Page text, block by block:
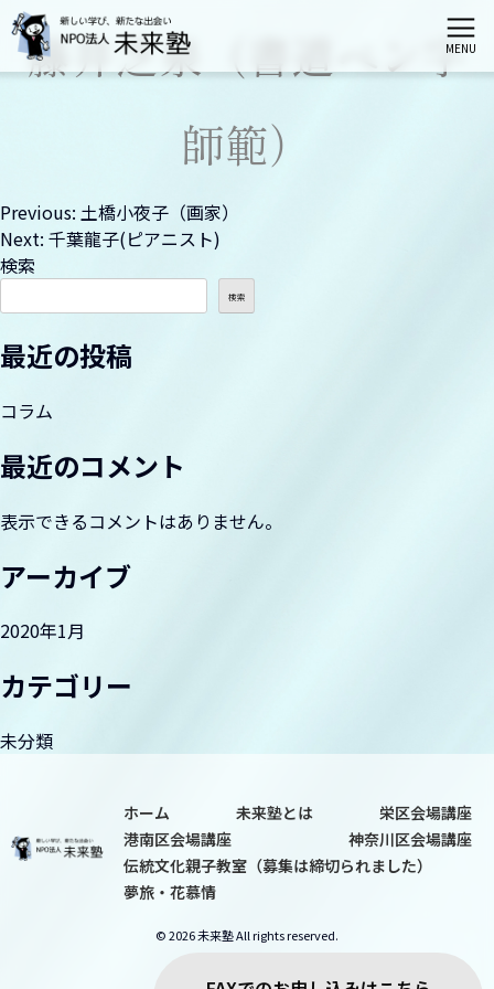
栄区会場講座
港南区会場講座
伝統文化親子教室（募集は締切られました）
夢旅・花慕情
MENU
藤井芝泉（書道ペン字
師範）
投
稿
ビ
ゲ
ー
シ
ン
Previous: 土橋小夜子（画家）
Next: 千葉龍子(ピアニスト)
検索
検索
最近の投稿
コラム
最近のコメント
表示できるコメントはありません。
アーカイブ
2020年1月
カテゴリー
未分類
ホーム 未来塾とは
栄区会場講座
港南区会場講座
神奈川区会場講座
伝統文化親子教室（募集は締切られました）
夢旅・花慕情
© 2026 未来塾 All rights reserved.